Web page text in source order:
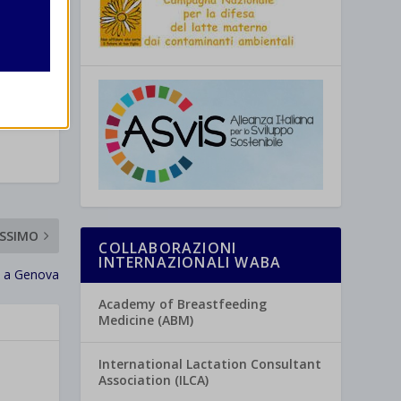
Genova
COLLABORAZIONI
INTERNAZIONALI WABA
Academy of Breastfeeding
Medicine (ABM)
International Lactation Consultant
Association (ILCA)